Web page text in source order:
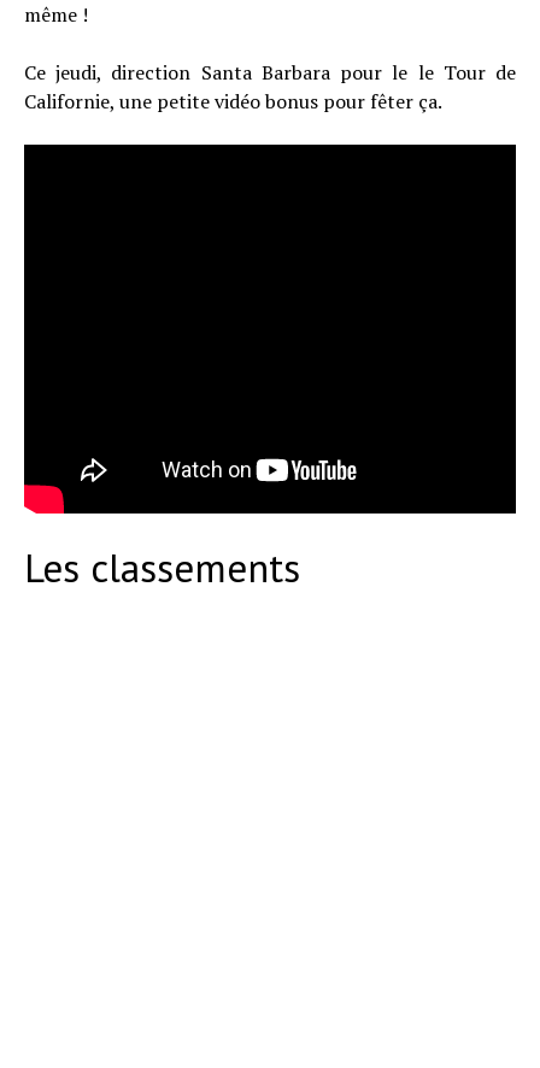
même !
Ce jeudi, direction Santa Barbara pour le le Tour de
Californie, une petite vidéo bonus pour fêter ça.
Les classements